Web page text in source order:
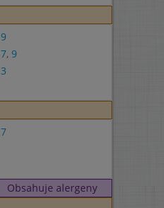
9
7, 9
3
7
Obsahuje alergeny